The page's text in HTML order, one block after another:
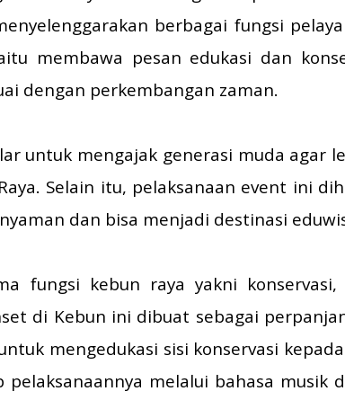
berbagai fungsi
membawa pesan edukasi dan
dengan perkembangan zaman.
untuk mengajak generasi muda agar
Selain itu, pelaksanaan event ini
dan bisa menjadi destinasi
fungsi kebun raya yakni
di Kebun ini dibuat sebagai
mengedukasi sisi konservasi
melalui bahasa musik